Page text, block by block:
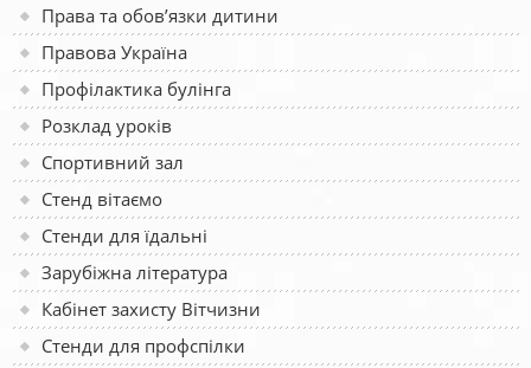
Права та обов’язки дитини
Правова Україна
Профілактика булінга
Розклад уроків
Спортивний зал
Стенд вітаємо
Стенди для їдальні
Зарубіжна література
Кабінет захисту Вітчизни
Стенди для профспілки